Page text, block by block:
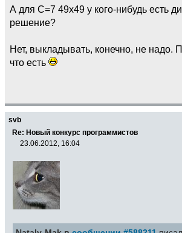
А для C=7 49x49 у кого-нибудь есть
решение?
Нет, выкладывать, конечно, не надо.
что есть
svb
Re: Новый конкурс программистов
23.06.2012, 16:04